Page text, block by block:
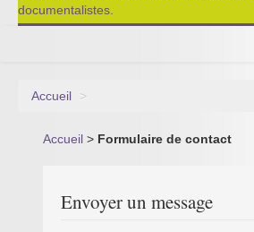
documentalistes.
Agenda 2022-2023
Nos outils de partage
Accueil >
Accueil > Formulaire de contact
Envoyer un message